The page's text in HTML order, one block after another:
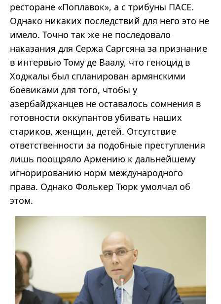
ресторане «Поплавок», а с трибуны ПАСЕ.
Однако никаких последствий для него это не
имело. Точно так же не последовало
наказания для Сержа Саргсяна за признание
в интервью Тому де Ваалу, что геноцид в
Ходжалы был спланирован армянскими
боевиками для того, чтобы у
азербайджанцев не оставалось сомнения в
готовности оккупантов убивать наших
стариков, женщин, детей. Отсутствие
ответственности за подобные преступления
лишь поощряло Армению к дальнейшему
игнорированию норм международного
права. Однако Фолькер Тюрк умолчал об
этом.